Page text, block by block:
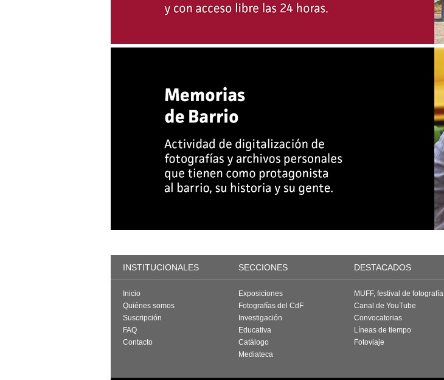
INSTITUCIONALES SECCIONES DESTACADOS
Inicio
Quiénes somos
Suscripción
FAQ
Contacto
Exposiciones
Fotografías del CdF
Investigación
Educativa
Catálogo
Mediateca
MUFF, festival de fotografía
Canal de YouTube
Convocatorias
Líneas de tiempo
Fotoviaje